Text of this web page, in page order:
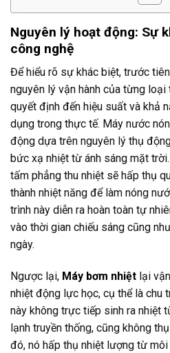
Nguyên lý hoạt động: Sự
công nghệ
Để hiểu rõ sự khác biệt, trước
nguyên lý vận hành của từng
quyết định đến hiệu suất và khả
dụng trong thực tế. Máy nước
động dựa trên nguyên lý thụ
bức xạ nhiệt từ ánh sáng mặt
tấm phẳng thu nhiệt sẽ hấp thụ
thành nhiệt năng để làm nóng
trình này diễn ra hoàn toàn tự
vào thời gian chiếu sáng cũng
ngày.
Ngược lại, Máy bơm nhiệt lại
nhiệt động lực học, cụ thể là chu
này không trực tiếp sinh ra nhiệt
lạnh truyền thống, cũng không
đó, nó hấp thụ nhiệt lượng từ